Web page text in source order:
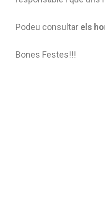
Podeu consultar els
Bones Festes!!!